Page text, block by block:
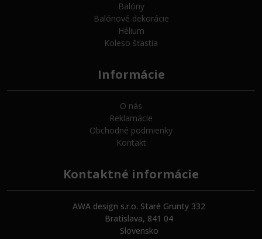
Balóny
Balónové dekorácie
Hélium
Koleso šťastia
Informácie
O nás
Reklamácie
Obchodné podmienky
Kontakt
Kontaktné informácie
AWA design s.r.o. Staré Grunty 332
Bratislava, 841 04
Slovensko